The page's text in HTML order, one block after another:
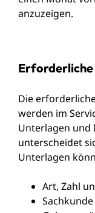
anzuzeigen.
Die
werden im
Unterlagen
unterscheidet
Unterlagen
Art, Zahl